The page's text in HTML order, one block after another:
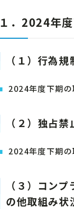
１．2024年
（１）行為
2024年度下期の
（２）独占
2024年度下期の
（３）コン
の他取組み状